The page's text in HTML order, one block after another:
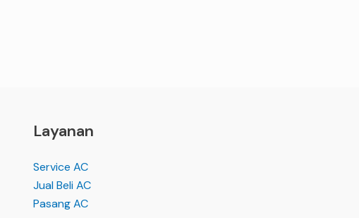
Layanan
Service AC
Jual Beli AC
Pasang AC